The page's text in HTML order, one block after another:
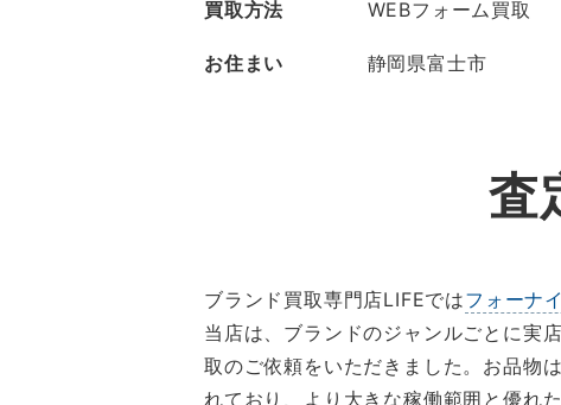
買取方法 WEBフォーム買取
お住まい 静岡県富士市
査
ブランド買取専門店LIFEではフォーナ
当店は、ブランドのジャンルごとに実
取のご依頼をいただきました。お品物
れており、より大きな稼働範囲と優れ